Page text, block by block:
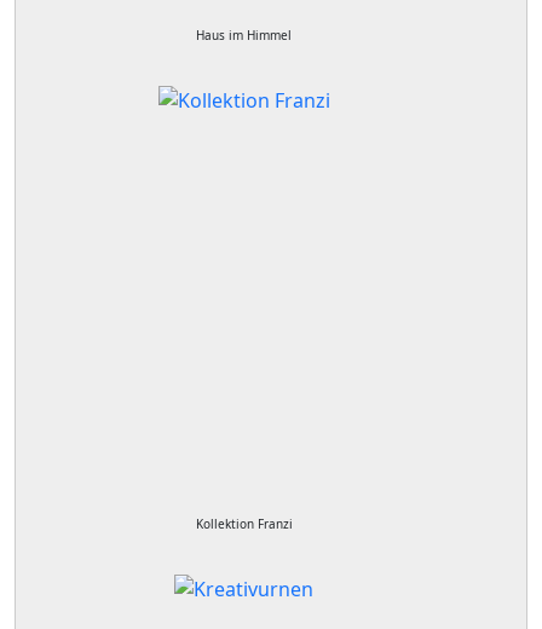
Haus im Himmel
Kollektion Franzi